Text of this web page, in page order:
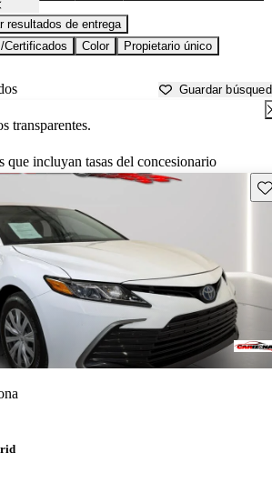
resultados de entrega
Certificados
Color
Propietario único
Guardar
transparentes.
que incluyan tasas del concesionario